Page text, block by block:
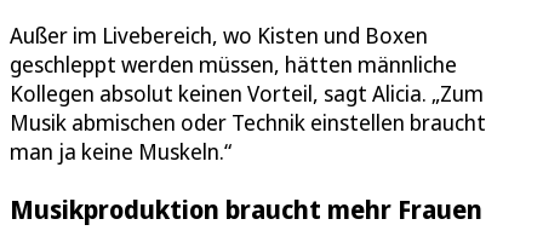
Außer im Livebereich, wo Kisten und Boxen
geschleppt werden müssen, hätten männliche
Kollegen absolut keinen Vorteil, sagt Alicia. „Zum
Musik abmischen oder Technik einstellen braucht
man ja keine Muskeln.“
Musikproduktion braucht mehr Frauen